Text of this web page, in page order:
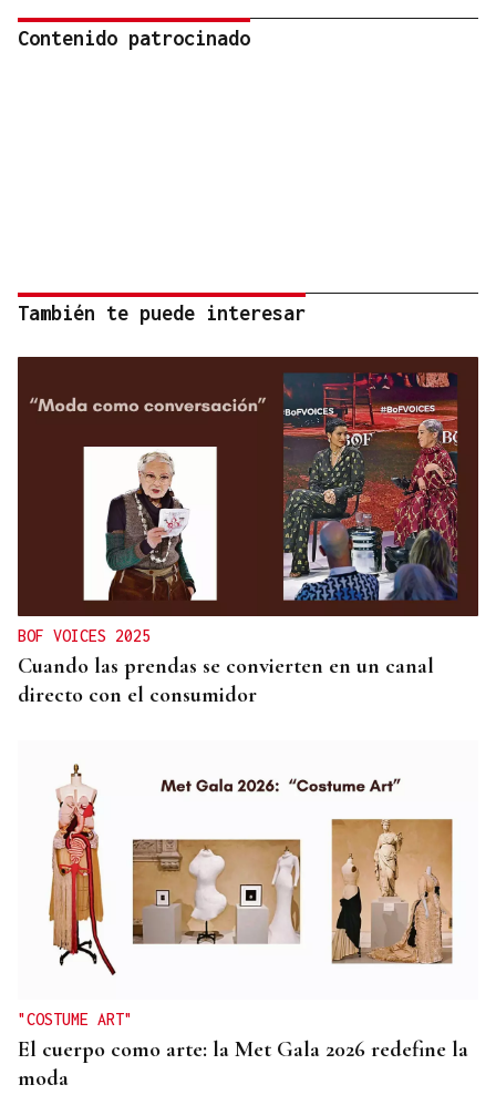
Contenido patrocinado
También te puede interesar
BOF VOICES 2025
Cuando las prendas se convierten en un canal
directo con el consumidor
"COSTUME ART"
El cuerpo como arte: la Met Gala 2026 redefine la
moda